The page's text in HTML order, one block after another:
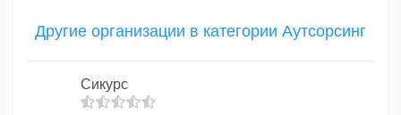
Другие организации в категории Аутсорсинг
Сикурс